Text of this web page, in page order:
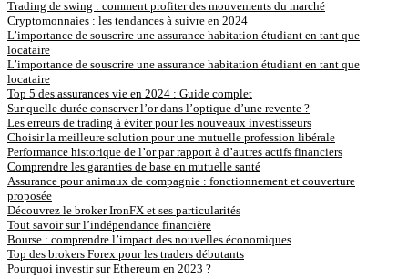
Trading de swing : comment profiter des mouvements du marché
Cryptomonnaies : les tendances à suivre en 2024
L’importance de souscrire une assurance habitation étudiant en tant que
locataire
L’importance de souscrire une assurance habitation étudiant en tant que
locataire
Top 5 des assurances vie en 2024 : Guide complet
Sur quelle durée conserver l’or dans l’optique d’une revente ?
Les erreurs de trading à éviter pour les nouveaux investisseurs
Choisir la meilleure solution pour une mutuelle profession libérale
Performance historique de l’or par rapport à d’autres actifs financiers
Comprendre les garanties de base en mutuelle santé
Assurance pour animaux de compagnie : fonctionnement et couverture
proposée
Découvrez le broker IronFX et ses particularités
Tout savoir sur l’indépendance financière
Bourse : comprendre l’impact des nouvelles économiques
Top des brokers Forex pour les traders débutants
Pourquoi investir sur Ethereum en 2023 ?